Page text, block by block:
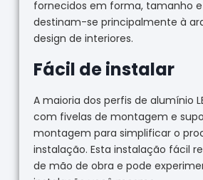
fornecidos em forma, tamanho
destinam-se principalmente à
design de interiores.
Fácil de instalar
A maioria dos perfis de alumínio
com fivelas de montagem e
montagem para simplificar o
instalação. Esta instalação fácil
de mão de obra e pode